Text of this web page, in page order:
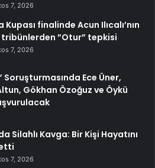
7, 2026
Kupası finalinde Acun Ilıcalı’nın
”Otur” tepkisi
7, 2026
Ece Üner,
Gökhan Özoğuz ve Öykü
Silahlı Kavga: Bir Kişi Hayatını
7, 2026